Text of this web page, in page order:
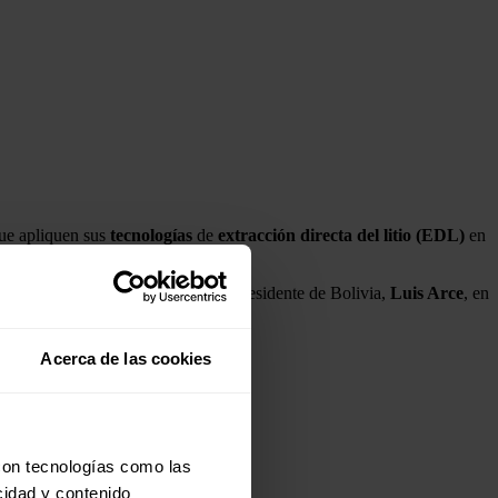
Acerca de las cookies
tecnologías como las
y contenido
apliquen sus tecnologías de extracción directa del litio (EDL) en
similar, ha destacado el presidente de Bolivia, Luis Arce, en